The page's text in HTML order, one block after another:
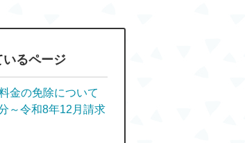
いるページ
金の免除について
～令和8年12月請求